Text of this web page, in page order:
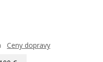
Ceny dopravy